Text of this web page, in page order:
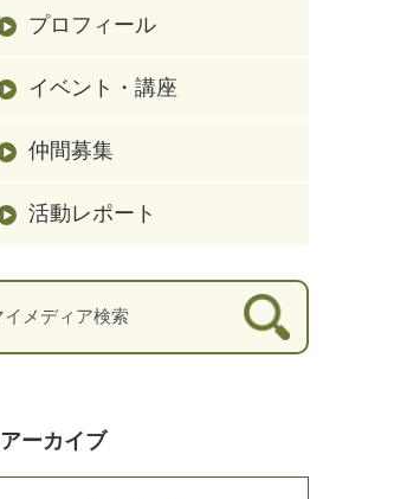
プロフィール
イベント・講座
仲間募集
活動レポート
アーカイブ